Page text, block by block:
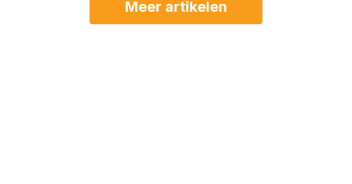
Meer artikelen